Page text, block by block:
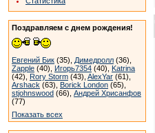
Поздравляем с днем рождения!
Евгений Бик (35), Димедролл (36),
Zapple (40), Игорь7354 (40), Katrina
(42), Rory Storm (43), AlexYar (61),
Arshack (63), Borick London (65),
stjohnswood (66), Андрей Хрисанфов
(77)
Показать всех